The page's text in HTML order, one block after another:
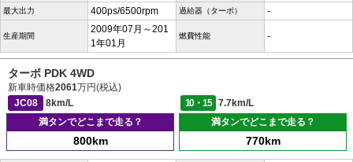
最大出力 400ps/6500rpm 過給器（ターボ） -
生産期間
2009年07月～201
1年01月
燃費性能 -
ターボ PDK 4WD
新車時価格2061万円(税込)
JC08
8km/L 10・15
7.7km/L
満タンでどこまで走る？
800km
満タンでどこまで走る？
770km